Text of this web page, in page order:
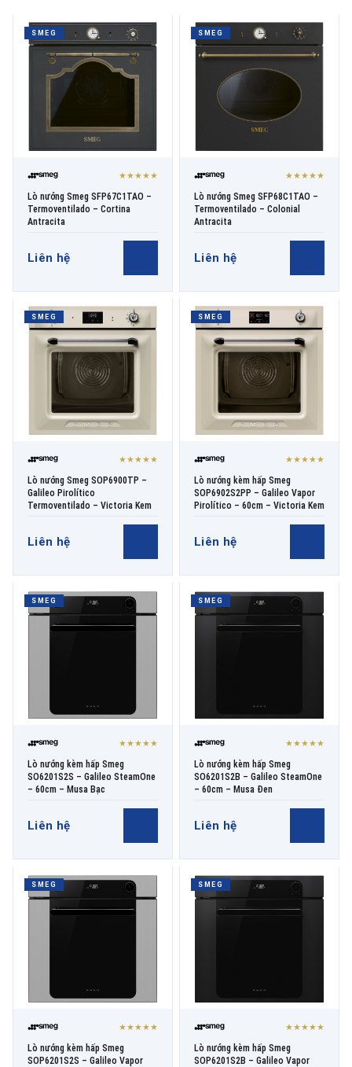
THƯƠNG HIỆU
NỘI DUNG YÊU CẦU
→ GỬI YÊU CẦU BÁO GIÁ
SMEG
★★★★★
Lò nướng Smeg SFP67C1TAO –
Termoventilado – Cortina
Antracita
Liên hệ
SMEG
★★★★★
Lò nướng Smeg SFP68C1TAO –
Termoventilado – Colonial
Antracita
Liên hệ
SMEG
★★★★★
Lò nướng Smeg SOP6900TP –
Galileo Pirolítico
Termoventilado – Victoria Kem
Liên hệ
SMEG
★★★★★
Lò nướng kèm hấp Smeg
SOP6902S2PP – Galileo Vapor
Pirolítico – 60cm – Victoria Kem
Liên hệ
SMEG
★★★★★
Lò nướng kèm hấp Smeg
SO6201S2S – Galileo SteamOne
– 60cm – Musa Bạc
Liên hệ
SMEG
★★★★★
Lò nướng kèm hấp Smeg
SO6201S2B – Galileo SteamOne
– 60cm – Musa Đen
Liên hệ
SMEG
★★★★★
Lò nướng kèm hấp Smeg
SOP6201S2S – Galileo Vapor
SMEG
★★★★★
Lò nướng kèm hấp Smeg
SOP6201S2B – Galileo Vapor